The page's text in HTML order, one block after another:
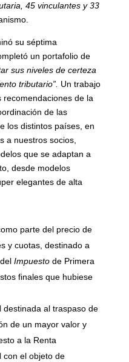
45 vinculantes y 33
su séptima
un portafolio de
sus niveles de certeza
tributario”. Un trabajo
de la
de las
los distintos países, en
a nuestros socios,
que se adaptan a
desde modelos
elegantes de alta
parte del precio de
y cuotas, destinado a
Impuestode Primera
finales que hubiese
destinada al traspaso de
de un mayor valor y
a la Renta
con el objeto de